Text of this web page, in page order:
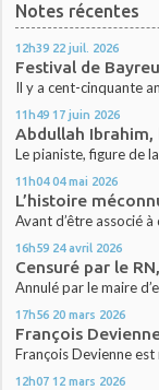
Notes récentes
12h39 22 juil. 2026
Festival de
Il y a cent-cinquante
11h49 17 juin 2026
Abdullah Ibrahim,
Le pianiste, figure de
11h04 04 mai 2026
L’histoire
Avant d’être associé
16h59 24 avril 2026
Censuré par le
Annulé par le maire
17h56 20 mars 2026
François
François Devienne
12h07 12 mars 2026